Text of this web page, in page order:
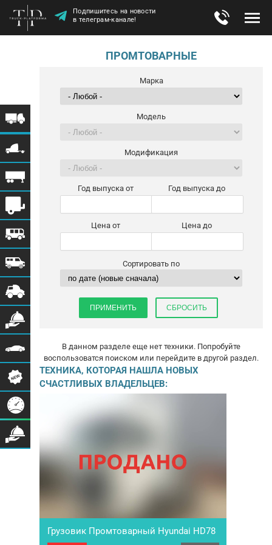
Подпишитесь на новости
в телеграм-канале!
ПРОМТОВАРНЫЕ
Марка
Модель
Модификация
Год выпуска от Год выпуска до
Цена от Цена до
Сортировать по
В данном разделе еще нет техники. Попробуйте
воспользоватся поиском или перейдите в другой раздел.
ТЕХНИКА, КОТОРАЯ НАШЛА НОВЫХ
СЧАСТЛИВЫХ ВЛАДЕЛЬЦЕВ:
Грузовик Промтоварный Hyundai HD78